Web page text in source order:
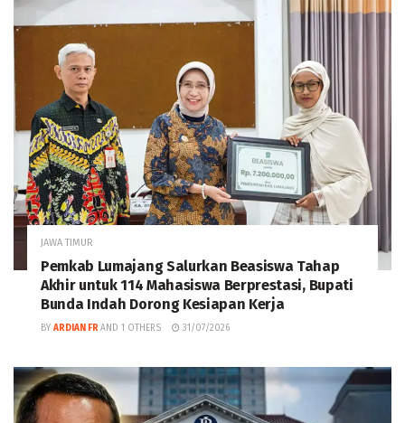
JAWA TIMUR
Pemkab Lumajang Salurkan Beasiswa Tahap
Akhir untuk 114 Mahasiswa Berprestasi, Bupati
Bunda Indah Dorong Kesiapan Kerja
BY ARDIAN FR AND 1 OTHERS 31/07/2026